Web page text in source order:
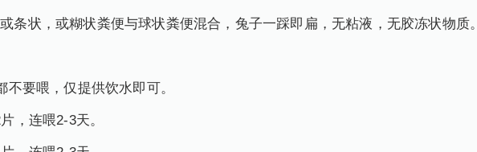
条状，或糊状粪便与球状粪便混合，兔子一踩即扁，无粘液，无胶冻状物质。
要喂，仅提供饮水即可。
，连喂2-3天。